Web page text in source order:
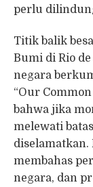
perlu
Titik balik
Bumi di Rio
negara
“Our
bahwa jika
melewati
diselamatkan.
membahas
negara, dan